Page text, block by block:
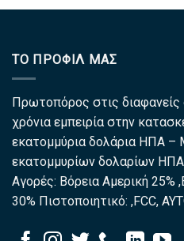
ΤΟ ΠΡΟΦΊΛ ΜΑΣ
Πρωτοπόρος στις
χρόνια εμπειρία στην
εκατομμύρια δολάρια ΗΠΑ –
εκατομμυρίων δολαρίων
Αγορές: Βόρεια Αμερική 25%
30% Πιστοποιητικό: ,FCC,